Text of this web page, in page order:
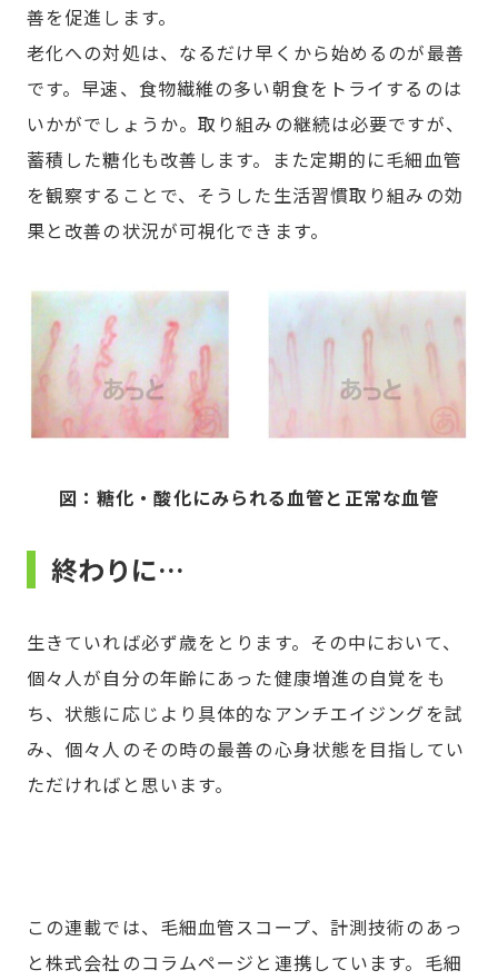
善を促進します。
老化への対処は、なるだけ早くから始めるのが最善
です。早速、食物繊維の多い朝食をトライするのは
いかがでしょうか。取り組みの継続は必要ですが、
蓄積した糖化も改善します。また定期的に毛細血管
を観察することで、そうした生活習慣取り組みの効
果と改善の状況が可視化できます。
図：糖化・酸化にみられる血管と正常な血管
終わりに…
生きていれば必ず歳をとります。その中において、
個々人が自分の年齢にあった健康増進の自覚をも
ち、状態に応じより具体的なアンチエイジングを試
み、個々人のその時の最善の心身状態を目指してい
ただければと思います。
この連載では、毛細血管スコープ、計測技術のあっ
と株式会社のコラムページと連携しています。毛細